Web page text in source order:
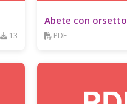
13
Abete con orsetto
PDF